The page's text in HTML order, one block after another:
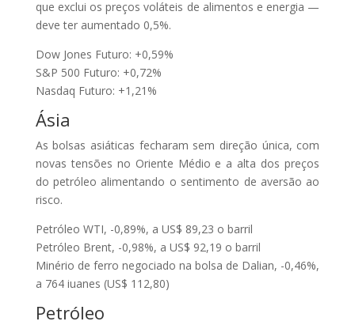
que exclui os preços voláteis de alimentos e energia —
deve ter aumentado 0,5%.
Dow Jones Futuro: +0,59%
S&P 500 Futuro: +0,72%
Nasdaq Futuro: +1,21%
Ásia
As bolsas asiáticas fecharam sem direção única, com
novas tensões no Oriente Médio e a alta dos preços
do petróleo alimentando o sentimento de aversão ao
risco.
Petróleo WTI, -0,89%, a US$ 89,23 o barril
Petróleo Brent, -0,98%, a US$ 92,19 o barril
Minério de ferro negociado na bolsa de Dalian, -0,46%,
a 764 iuanes (US$ 112,80)
Petróleo